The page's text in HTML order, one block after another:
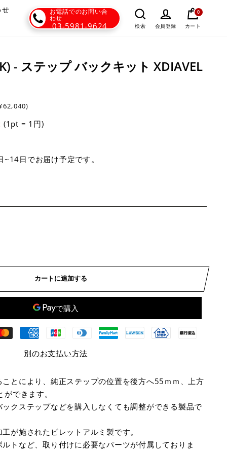
お電話でのお問い合
わせ
03-5981-9624 検索 会員登録 カート
0
- ステップ バックキット XDIAVEL
(1pt = 1円)
日でお届け予定です。
カートに追加する
別のお支払い方法
とにより、純正ステップの位置を後方へ55ｍｍ、上方
できます。
クステップなどを購入しなくても調整ができる製品で
が施されたビレットアルミ製です。
トなど、取り付けに必要なパーツが付属しておりま